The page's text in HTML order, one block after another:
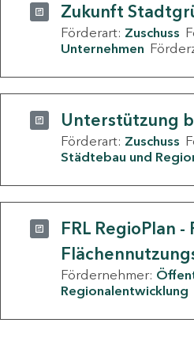
Zukunft
Förderart: Zuschuss
Unternehmen
Unterstützung
Förderart: Zuschuss
Städtebau und
FRL RegioPlan
Fördernehmer:
Regionalentwicklung